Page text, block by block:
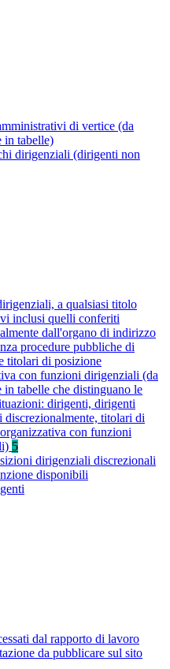
di vertice (da
in tabelle)
dirigenziali (dirigenti non
a qualsiasi titolo
inclusi quelli conferiti
dall'organo di indirizzo
procedure pubbliche di
titolari di posizione
con funzioni dirigenziali (da
in tabelle che distinguano le
dirigenti, dirigenti
discrezionalmente, titolari di
con funzioni
5
dirigenziali discrezionali
disponibili
dal rapporto di lavoro
da pubblicare sul sito